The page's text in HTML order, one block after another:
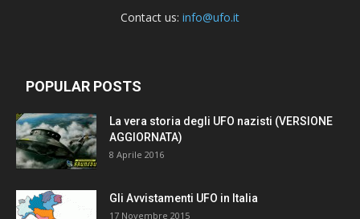
Contact us: info@ufo.it
POPULAR POSTS
La vera storia degli UFO nazisti (VERSIONE
AGGIORNATA)
8 Aprile 2016
Gli Avvistamenti UFO in Italia
17 Novembre 2015